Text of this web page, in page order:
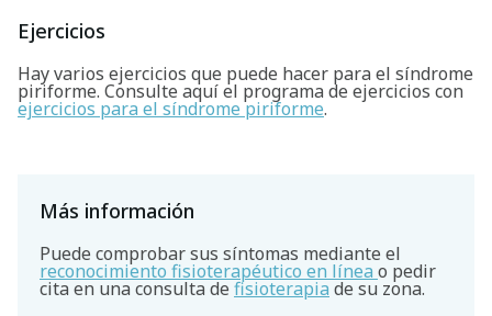
Ejercicios
Hay varios ejercicios que puede hacer para el síndrome
piriforme. Consulte aquí el programa de ejercicios con
ejercicios para el síndrome piriforme.
Más información
Puede comprobar sus síntomas mediante el
reconocimiento fisioterapéutico en línea o pedir
cita en una consulta defisioterapiade su zona.